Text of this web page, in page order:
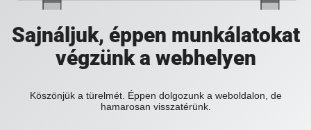
Sajnáljuk, éppen munkálatokat
végzünk a webhelyen
Köszönjük a türelmét. Éppen dolgozunk a weboldalon, de
hamarosan visszatérünk.